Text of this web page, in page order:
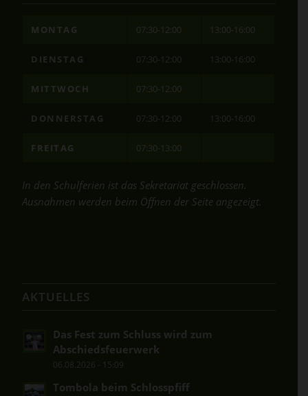
MONTAG 07:30-12:00 13:00-16:00
DIENSTAG 07:30-12:00 13:00-16:00
MITTWOCH 07:30-12:00
DONNERSTAG 07:30-12:00 13:00-16:00
FREITAG 07:30-13:00
In den Schulferien ist das Sekretariat geschlossen.
Ausnahmen werden beim Öffnen der Seite angezeigt.
AKTUELLES
Das Fest zum Schluss wird zum
Abschiedsfeuerwerk
06.08.2026 - 15:09
Tombola beim Schlosspfiff